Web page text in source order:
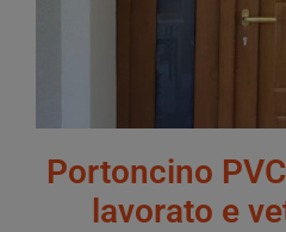
Portoncino
lavorato e